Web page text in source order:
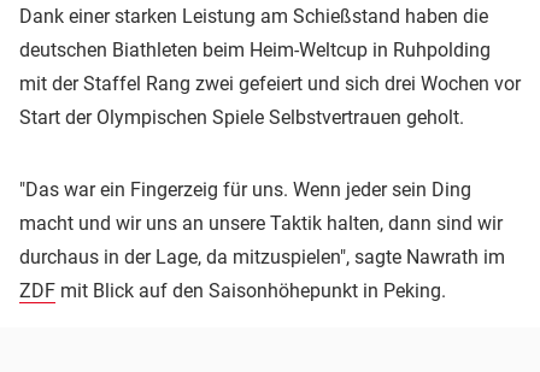
Dank einer starken Leistung am Schießstand haben die
deutschen Biathleten beim Heim-Weltcup in Ruhpolding
mit der Staffel Rang zwei gefeiert und sich drei Wochen vor
Start der Olympischen Spiele Selbstvertrauen geholt.
"Das war ein Fingerzeig für uns. Wenn jeder sein Ding
macht und wir uns an unsere Taktik halten, dann sind wir
durchaus in der Lage, da mitzuspielen", sagte Nawrath im
ZDF mit Blick auf den Saisonhöhepunkt in Peking.